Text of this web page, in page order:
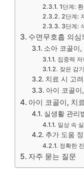
1단계:
2단계:
3단계:
수면무호흡 의
소아 코골이
집중력
잦은 감
치료 시 고
아이 코골
아이 코골이, 치
실생활 관리
일상 속
추가 도움 정
정확한
자주 묻는 질문